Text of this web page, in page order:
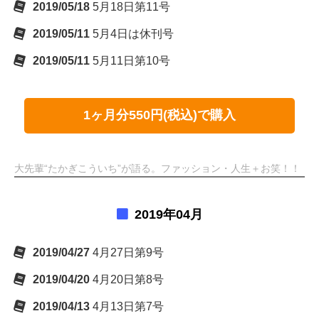
2019/05/18 5月18日第11号
2019/05/11 5月4日は休刊号
2019/05/11 5月11日第10号
1ヶ月分550円(税込)で購入
大先輩“たかぎこういち”が語る。ファッション・人生＋お笑！！
2019年04月
2019/04/27 4月27日第9号
2019/04/20 4月20日第8号
2019/04/13 4月13日第7号